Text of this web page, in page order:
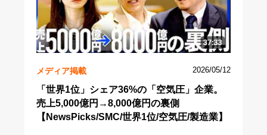
メディア掲載 2026/05/12
「世界1位」シェア36%の「空気圧」企業。
売上5,000億円→8,000億円の裏側
【NewsPicks/SMC/世界1位/空気圧/製造業】